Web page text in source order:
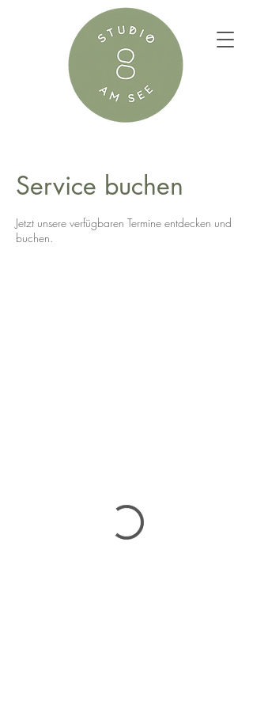
Service buchen
Jetzt unsere verfügbaren Termine entdecken und
buchen.